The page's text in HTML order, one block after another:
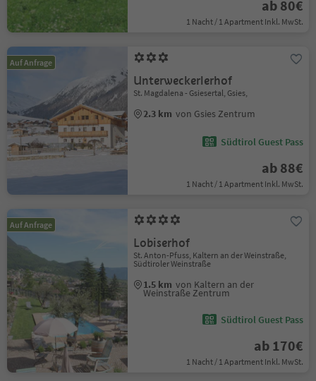
ab 80€
1 Nacht / 1 Apartment Inkl. MwSt.
Auf Anfrage
Unterweckerlerhof
St. Magdalena - Gsiesertal, Gsies,
2.3 km von Gsies Zentrum
Südtirol Guest Pass
ab 88€
1 Nacht / 1 Apartment Inkl. MwSt.
Auf Anfrage
Lobiserhof
St. Anton-Pfuss, Kaltern an der Weinstraße,
Südtiroler Weinstraße
1.5 km von Kaltern an der
Weinstraße Zentrum
Südtirol Guest Pass
ab 170€
1 Nacht / 1 Apartment Inkl. MwSt.